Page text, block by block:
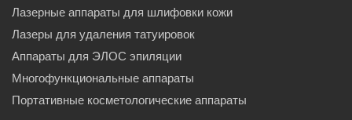
Лазерные аппараты для шлифовки кожи
Лазеры для удаления татуировок
Аппараты для ЭЛОС эпиляции
Многофункциональные аппараты
Портативные косметологические аппараты